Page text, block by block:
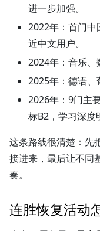
进一步加强。
2022年：首门
近中文用户。
2024年：音乐、
2025年：德语、
2026年：9门主
标B2，学习深度
这条路线很清楚：先
接进来，最后让不同
奏。
连胜恢复活动